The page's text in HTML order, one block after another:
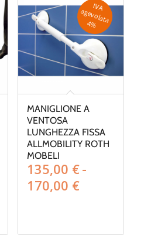
MANIGLIONE A
VENTOSA
LUNGHEZZA FISSA
ALLMOBILITY ROTH
MOBELI
135,00 €-
170,00 €Fascia
135,00 €
IV
A
a
g
e
v
o
la
ta
4
%